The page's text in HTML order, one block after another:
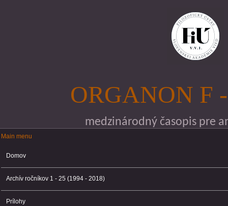
ORGANON F
medzinárodný časopis pre
Main menu
Main menu
Domov
Archív ročníkov 1 - 25 (1994 - 2018)
Prílohy